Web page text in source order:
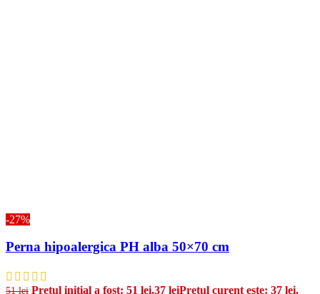
-27%
Perna hipoalergica PH alba 50×70 cm
51lei Prețul inițial a fost: 51 lei.37 leiPrețul curent este: 37 lei.